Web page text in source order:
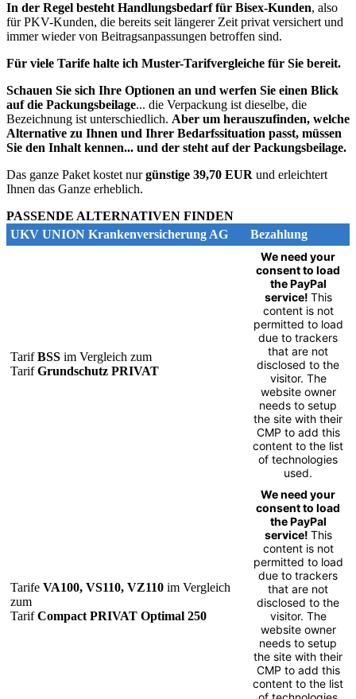
In der Regel besteht Handlungsbedarf für Bisex-Kunden, also
für PKV-Kunden, die bereits seit längerer Zeit privat versichert und
immer wieder von Beitragsanpassungen betroffen sind.
Für viele Tarife halte ich Muster-Tarifvergleiche für Sie bereit.
Schauen Sie sich Ihre Optionen an und werfen Sie einen Blick
auf die Packungsbeilage... die Verpackung ist dieselbe, die
Bezeichnung ist unterschiedlich. Aber um herauszufinden, welche
Alternative zu Ihnen und Ihrer Bedarfssituation passt, müssen
Sie den Inhalt kennen... und der steht auf der Packungsbeilage.
Das ganze Paket kostet nurgünstige 39,70 EUR und erleichtert
Ihnen das Ganze erheblich.
PASSENDE ALTERNATIVEN FINDEN
UKV UNION Krankenversicherung AG
Bezahlung
TarifBSS im Vergleich zum
TarifGrundschutz PRIVAT
We need your
consent to load
the PayPal
service! This
content is not
permitted to load
due to trackers
that are not
disclosed to the
visitor. The
website owner
needs to setup
the site with their
CMP to add this
content to the list
of technologies
used.
Tarife VA100, VS110, VZ110 im Vergleich
zum
TarifCompact PRIVAT Optimal 250
We need your
consent to load
the PayPal
service! This
content is not
permitted to load
due to trackers
that are not
disclosed to the
visitor. The
website owner
needs to setup
the site with their
CMP to add this
content to the list